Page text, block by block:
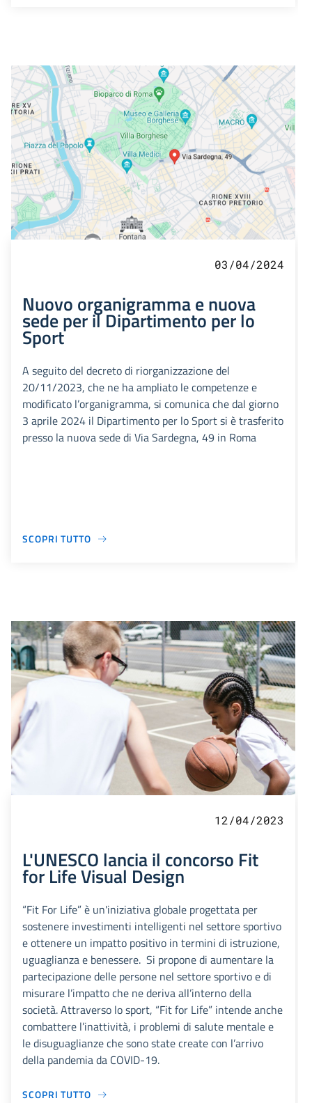
03/04/2024
Nuovo organigramma e nuova
sede per il Dipartimento per lo
Sport
A seguito del decreto di riorganizzazione del
20/11/2023, che ne ha ampliato le competenze e
modificato l’organigramma, si comunica che dal giorno
3 aprile 2024 il Dipartimento per lo Sport si è trasferito
presso la nuova sede di Via Sardegna, 49 in Roma
SCOPRI TUTTO
12/04/2023
L'UNESCO lancia il concorso Fit
for Life Visual Design
“Fit For Life” è un'iniziativa globale progettata per
sostenere investimenti intelligenti nel settore sportivo
e ottenere un impatto positivo in termini di istruzione,
uguaglianza e benessere. Si propone di aumentare la
partecipazione delle persone nel settore sportivo e di
misurare l’impatto che ne deriva all’interno della
società. Attraverso lo sport, “Fit for Life” intende anche
combattere l’inattività, i problemi di salute mentale e
le disuguaglianze che sono state create con l’arrivo
della pandemia da COVID-19.
SCOPRI TUTTO